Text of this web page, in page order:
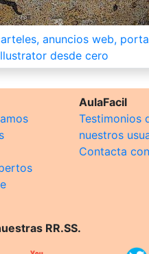
anuncios web,
desde cero
AulaFacil
Testimonios
nuestros
Contacta
RR.SS.